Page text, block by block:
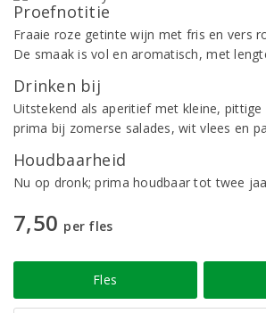
Proefnotitie
Fraaie roze getinte wijn met fris en vers
De smaak is vol en aromatisch, met
Drinken bij
Uitstekend als aperitief met kleine,
prima bij zomerse salades, wit vlees en
Houdbaarheid
Nu op dronk; prima houdbaar tot twee
7,50 per fles
Fles